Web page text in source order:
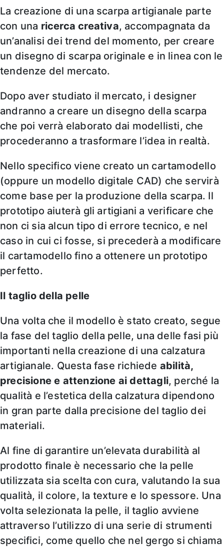
La creazione di una scarpa artigianale parte
con una ricerca creativa, accompagnata da
un’analisi dei trend del momento, per creare
un disegno di scarpa originale e in linea con le
tendenze del mercato.
Dopo aver studiato il mercato, i designer
andranno a creare un disegno della scarpa
che poi verrà elaborato dai modellisti, che
procederanno a trasformare l’idea in realtà.
Nello specifico viene creato un cartamodello
(oppure un modello digitale CAD) che servirà
come base per la produzione della scarpa. Il
prototipo aiuterà gli artigiani a verificare che
non ci sia alcun tipo di errore tecnico, e nel
caso in cui ci fosse, si precederà a modificare
il cartamodello fino a ottenere un prototipo
perfetto.
Il taglio della pelle
Una volta che il modello è stato creato, segue
la fase del taglio della pelle, una delle fasi più
importanti nella creazione di una calzatura
artigianale. Questa fase richiede abilità,
precisione e attenzione ai dettagli, perché la
qualità e l’estetica della calzatura dipendono
in gran parte dalla precisione del taglio dei
materiali.
Al fine di garantire un’elevata durabilità al
prodotto finale è necessario che la pelle
utilizzata sia scelta con cura, valutando la sua
qualità, il colore, la texture e lo spessore. Una
volta selezionata la pelle, il taglio avviene
attraverso l’utilizzo di una serie di strumenti
specifici, come quello che nel gergo si chiama